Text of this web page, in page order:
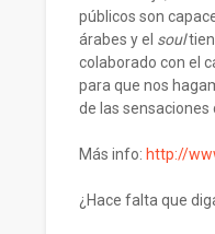
públicos son
árabes y el soul
colaborado con el
para que nos
de las sensaciones
Más info: http://
¿Hace falta que